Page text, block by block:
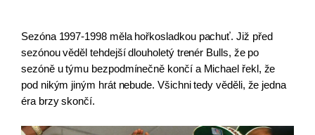
Sezóna 1997-1998 měla hořkosladkou pachuť. Již před
sezónou věděl tehdejší dlouholetý trenér Bulls, že po
sezóně u týmu bezpodmínečně končí a Michael řekl, že
pod nikým jiným hrát nebude. Všichni tedy věděli, že jedna
éra brzy skončí.